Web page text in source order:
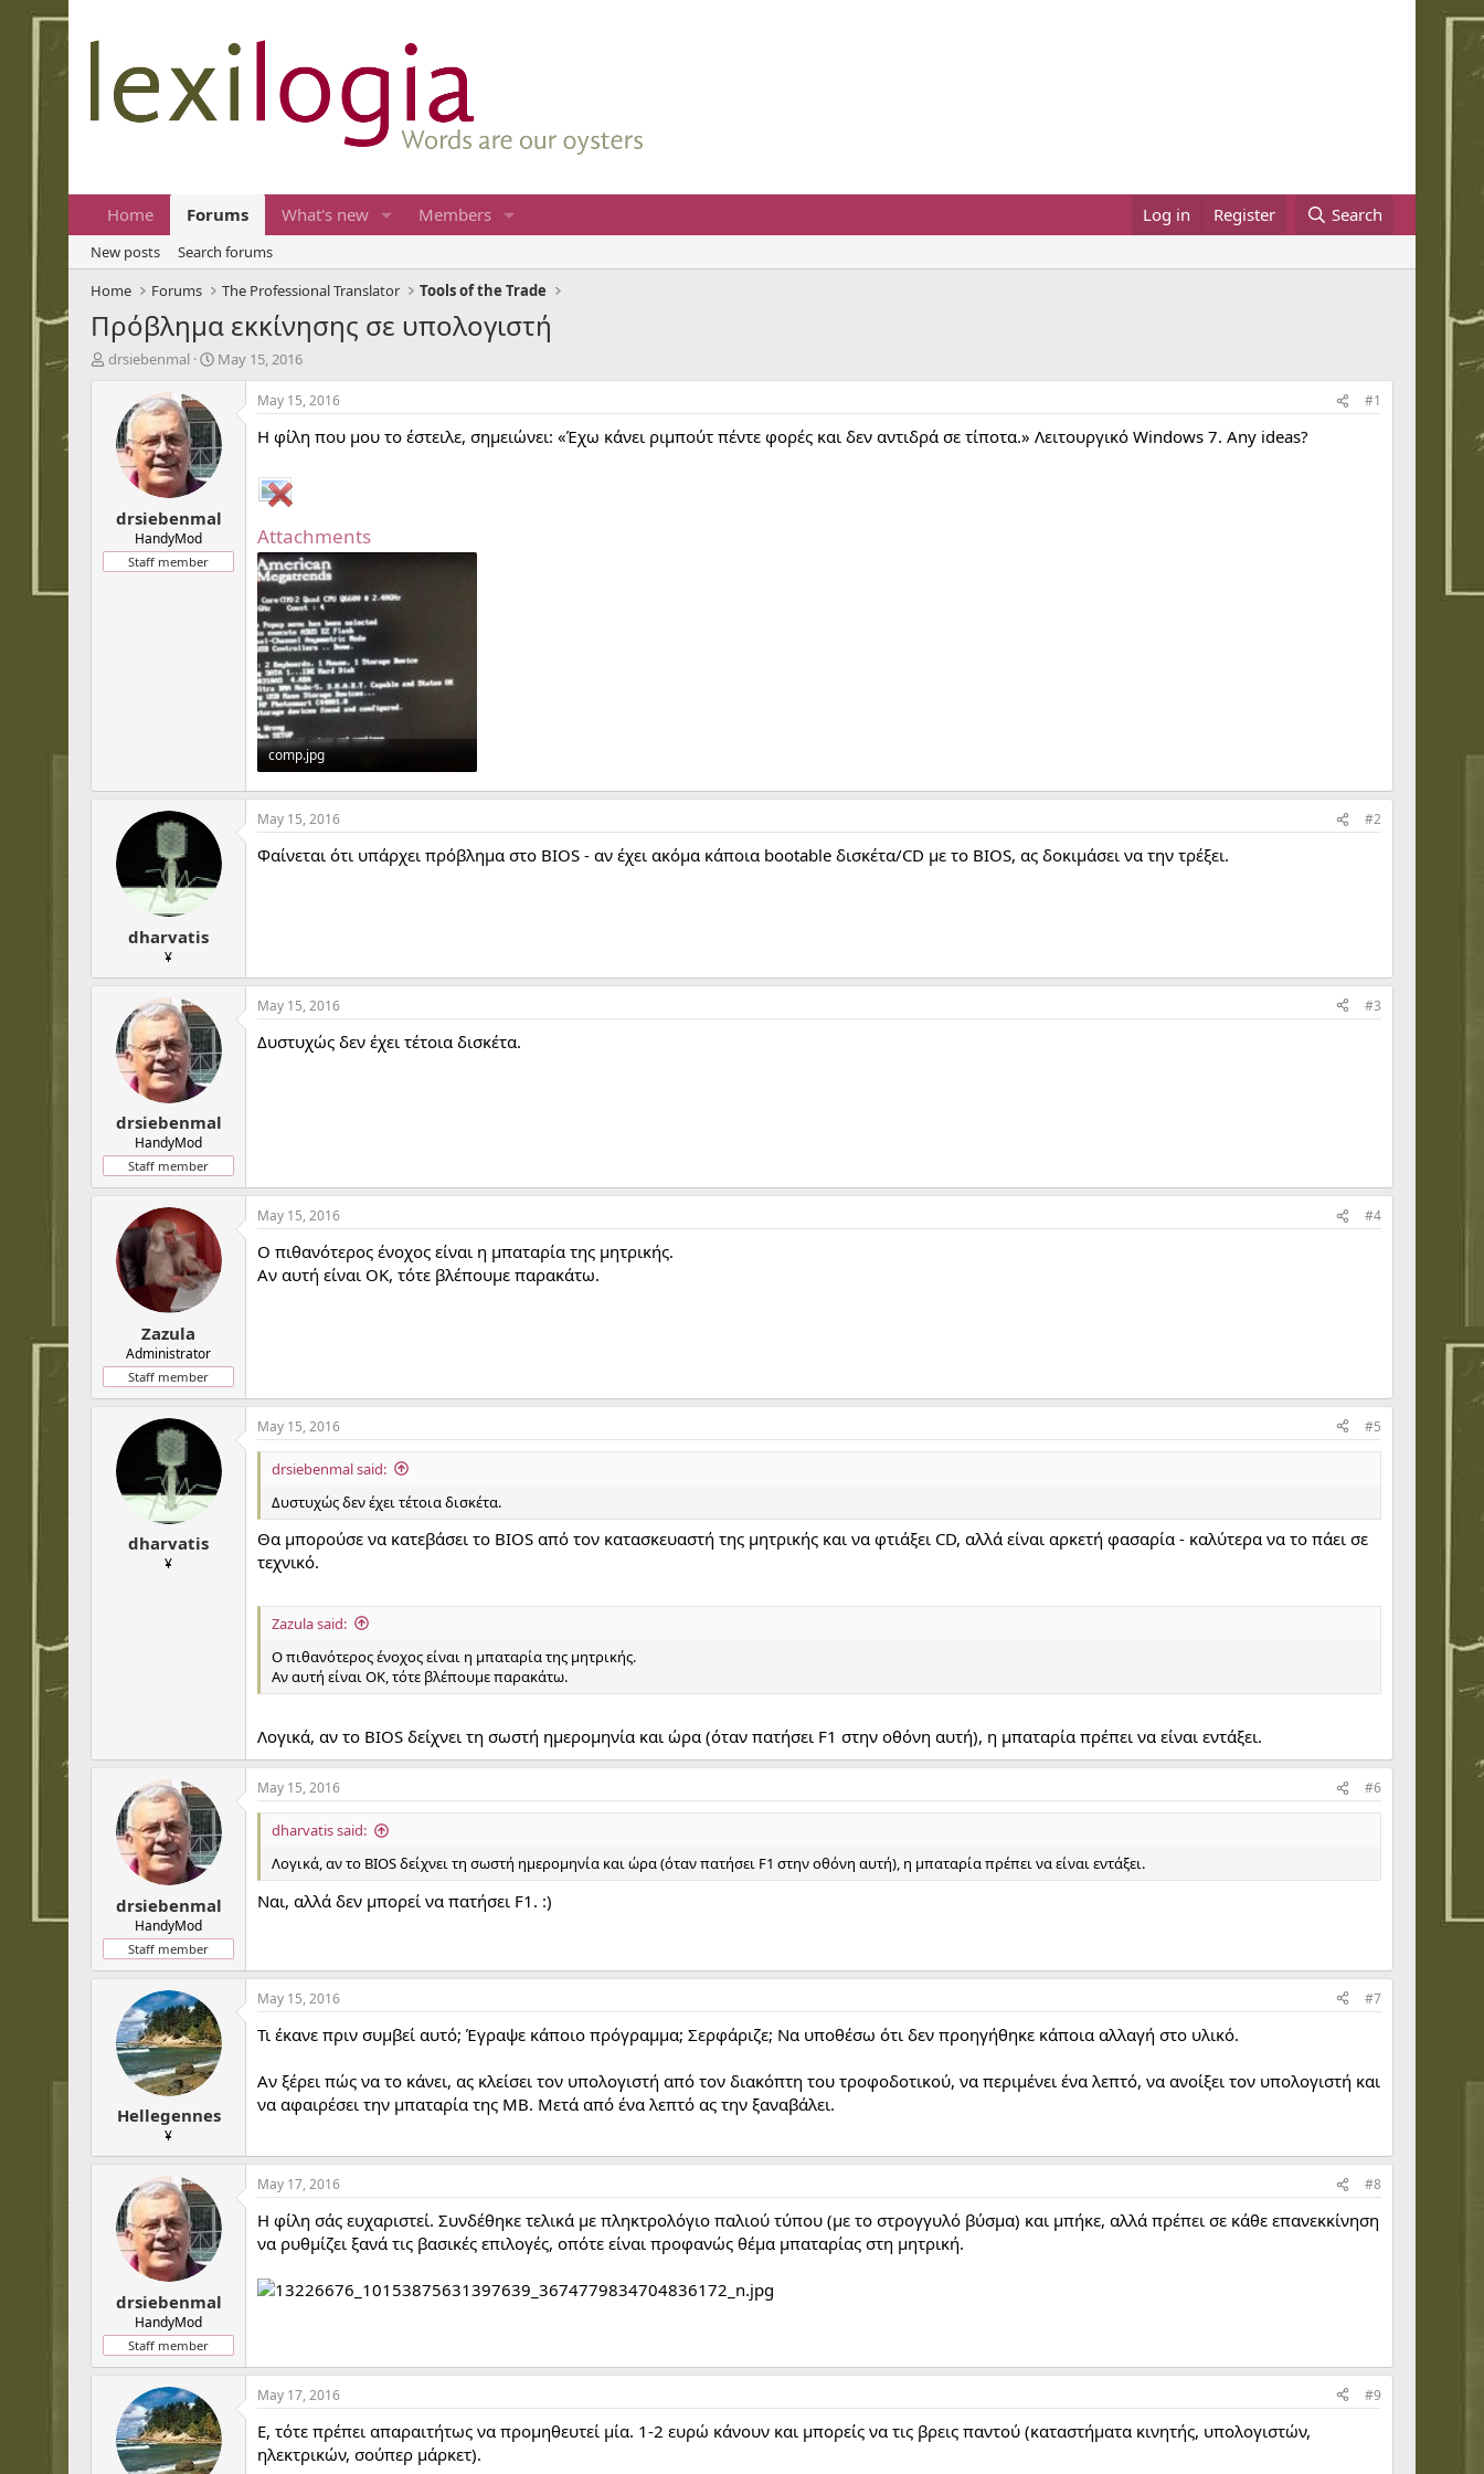
Home Forums What's new Members Log in Register Search
New posts
Search forums
Home
Forums The Professional Translator Tools of the Trade
Πρόβλημα εκκίνησης σε υπολογιστή
T
t
e
drsiebenmal
S
t
d
e
May 15, 2016
drsiebenmal
HandyMod
Staff member
May 15, 2016 #1
Η φίλη που μου το έστειλε, σημειώνει: «Έχω κάνει ριμπούτ πέντε φορές και δεν αντιδρά σε τίποτα.» Λειτουργικό Windows 7. Any ideas?
Attachments
comp.jpg
72.3 KB · Views: 478
dharvatis
¥
May 15, 2016 #2
Φαίνεται ότι υπάρχει πρόβλημα στο BIOS - αν έχει ακόμα κάποια bootable δισκέτα/CD με το BIOS, ας δοκιμάσει να την τρέξει.
drsiebenmal
HandyMod
Staff member
May 15, 2016 #3
Δυστυχώς δεν έχει τέτοια δισκέτα.
Zazula
Administrator
Staff member
May 15, 2016 #4
Ο πιθανότερος ένοχος είναι η μπαταρία της μητρικής.
Αν αυτή είναι ΟΚ, τότε βλέπουμε παρακάτω.
dharvatis
¥
May 15, 2016 #5
drsiebenmal said:
Δυστυχώς δεν έχει τέτοια δισκέτα.
Θα μπορούσε να κατεβάσει το BIOS από τον κατασκευαστή της μητρικής και να φτιάξει CD, αλλά είναι αρκετή φασαρία - καλύτερα να το πάει σε
τεχνικό.
Zazula said:
Ο πιθανότερος ένοχος είναι η μπαταρία της μητρικής.
Αν αυτή είναι ΟΚ, τότε βλέπουμε παρακάτω.
Λογικά, αν το BIOS δείχνει τη σωστή ημερομηνία και ώρα (όταν πατήσει F1 στην οθόνη αυτή), η μπαταρία πρέπει να είναι εντάξει.
drsiebenmal
HandyMod
Staff member
May 15, 2016 #6
dharvatis said:
Λογικά, αν το BIOS δείχνει τη σωστή ημερομηνία και ώρα (όταν πατήσει F1 στην οθόνη αυτή), η μπαταρία πρέπει να είναι εντάξει.
Ναι, αλλά δεν μπορεί να πατήσει F1. :)
Hellegennes
¥
May 15, 2016 #7
Τι έκανε πριν συμβεί αυτό; Έγραψε κάποιο πρόγραμμα; Σερφάριζε; Να υποθέσω ότι δεν προηγήθηκε κάποια αλλαγή στο υλικό.
Αν ξέρει πώς να το κάνει, ας κλείσει τον υπολογιστή από τον διακόπτη του τροφοδοτικού, να περιμένει ένα λεπτό, να ανοίξει τον υπολογιστή και
να αφαιρέσει την μπαταρία της MB. Μετά από ένα λεπτό ας την ξαναβάλει.
drsiebenmal
HandyMod
Staff member
May 17, 2016 #8
Η φίλη σάς ευχαριστεί. Συνδέθηκε τελικά με πληκτρολόγιο παλιού τύπου (με το στρογγυλό βύσμα) και μπήκε, αλλά πρέπει σε κάθε επανεκκίνηση
να ρυθμίζει ξανά τις βασικές επιλογές, οπότε είναι προφανώς θέμα μπαταρίας στη μητρική.
May 17, 2016 #9
Ε, τότε πρέπει απαραιτήτως να προμηθευτεί μία. 1-2 ευρώ κάνουν και μπορείς να τις βρεις παντού (καταστήματα κινητής, υπολογιστών,
ηλεκτρικών, σούπερ μάρκετ).